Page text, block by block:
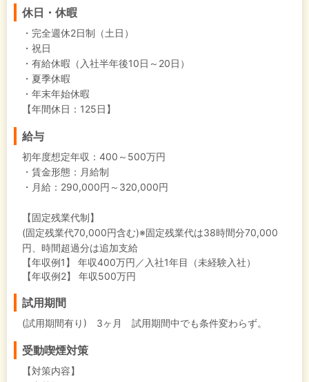
休日・休暇
・完全週休2日制（土日）
・祝日
・有給休暇（入社半年後10日～20日）
・夏季休暇
・年末年始休暇
【年間休日：125日】
給与
初年度想定年収： 400～500万円
・賃金形態：月給制
・月給：290,000円～320,000円
【固定残業代制】
(固定残業代70,000円含む)※固定残業代は38時間分70,000
円、時間超過分は追加支給
【年収例1】
年収400万円／入社1年目（未経験入社）
【年収例2】
年収500万円
試用期間
(試用期間有り) 3ヶ月 試用期間中でも条件変わらず。
受動喫煙対策
【対策内容】